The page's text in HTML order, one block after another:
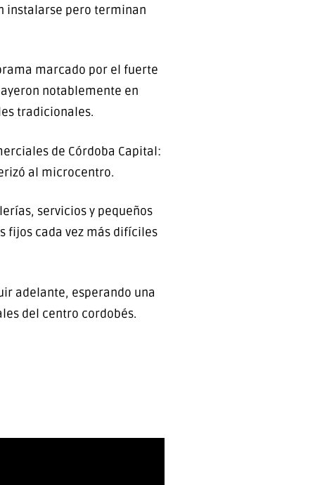
instalarse pero terminan
marcado por el fuerte
notablemente en
tradicionales.
de Córdoba Capital:
al microcentro.
servicios y pequeños
fijos cada vez más difíciles
adelante, esperando una
del centro cordobés.